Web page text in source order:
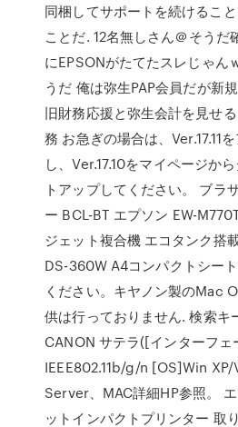
同梱してサポートを続けるこ
ことだ. 12名無しさん＠そうだ
にEPSONがたてたスレじゃん
うだ 俺は弥生PAP会員だが新
旧財務応援と弥生会計を見せ
務 お急ぎの場合は、Ver.17.11
し、Ver.17.10をマイページか
トアップしてください。 ブラ
ー BCL-BT エプソン EW-
ジェット複合機 エコタンク搭
DS-360W A4コンパクトシー
ください。キヤノン製のMac
供は行っておりません. 検索キ
CANON サテラ([インターフェ
IEEE802.11b/g/n [OS]Win XP/
Server、MAC詳細HP参照。
ットインパクトプリンター 取